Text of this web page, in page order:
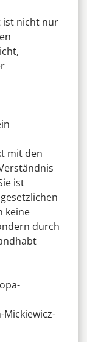
ist nicht nur
mit den
ist
keine
durch